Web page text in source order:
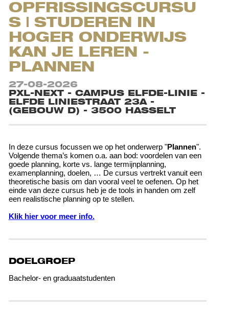
OPFRISSINGSCURSU
S | STUDEREN IN
HOGER ONDERWIJS
KAN JE LEREN -
PLANNEN
27-08-2026
PXL-NEXT - CAMPUS ELFDE-LINIE -
ELFDE LINIESTRAAT 23A -
(GEBOUW D) - 3500 HASSELT
In deze cursus focussen we op het onderwerp "Plannen".
Volgende thema’s komen o.a. aan bod: voordelen van een
goede planning, korte vs. lange termijnplanning,
examenplanning, doelen, … De cursus vertrekt vanuit een
theoretische basis om dan vooral veel te oefenen. Op het
einde van deze cursus heb je de tools in handen om zelf
een realistische planning op te stellen.
Klik hier voor meer info.
DOELGROEP
Bachelor- en graduaatstudenten